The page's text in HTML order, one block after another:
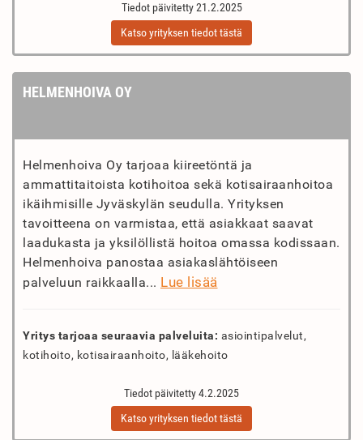
Tiedot päivitetty 21.2.2025
Katso yrityksen tiedot tästä
HELMENHOIVA OY
Helmenhoiva Oy tarjoaa kiireetöntä ja
ammattitaitoista kotihoitoa sekä kotisairaanhoitoa
ikäihmisille Jyväskylän seudulla. Yrityksen
tavoitteena on varmistaa, että asiakkaat saavat
laadukasta ja yksilöllistä hoitoa omassa kodissaan.
Helmenhoiva panostaa asiakaslähtöiseen
palveluun raikkaalla... Lue lisää
Yritys tarjoaa seuraavia palveluita: asiointipalvelut,
kotihoito, kotisairaanhoito, lääkehoito
Tiedot päivitetty 4.2.2025
Katso yrityksen tiedot tästä